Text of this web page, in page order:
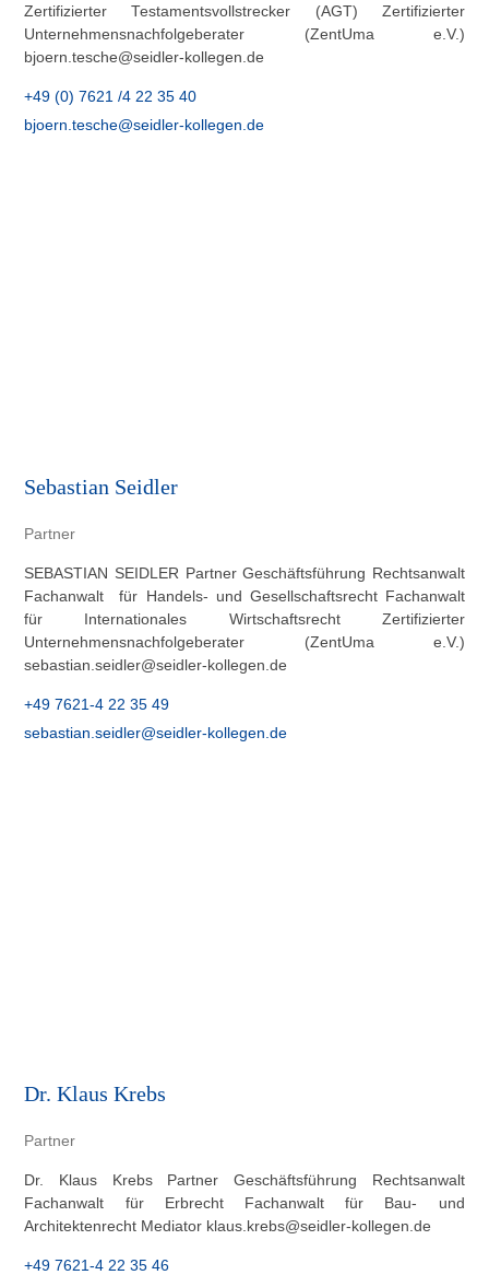
Zertifizierter Testamentsvollstrecker (AGT) Zertifizierter
Unternehmensnachfolgeberater (ZentUma e.V.)
bjoern.tesche@seidler-kollegen.de
+49 (0) 7621 /4 22 35 40
bjoern.tesche@seidler-kollegen.de
Sebastian Seidler
Partner
SEBASTIAN SEIDLER Partner Geschäftsführung Rechtsanwalt
Fachanwalt für Handels- und Gesellschaftsrecht Fachanwalt
für Internationales Wirtschaftsrecht Zertifizierter
Unternehmensnachfolgeberater (ZentUma e.V.)
sebastian.seidler@seidler-kollegen.de
+49 7621-4 22 35 49
sebastian.seidler@seidler-kollegen.de
Dr. Klaus Krebs
Partner
Dr. Klaus Krebs Partner Geschäftsführung Rechtsanwalt
Fachanwalt für Erbrecht Fachanwalt für Bau- und
Architektenrecht Mediator klaus.krebs@seidler-kollegen.de
+49 7621-4 22 35 46